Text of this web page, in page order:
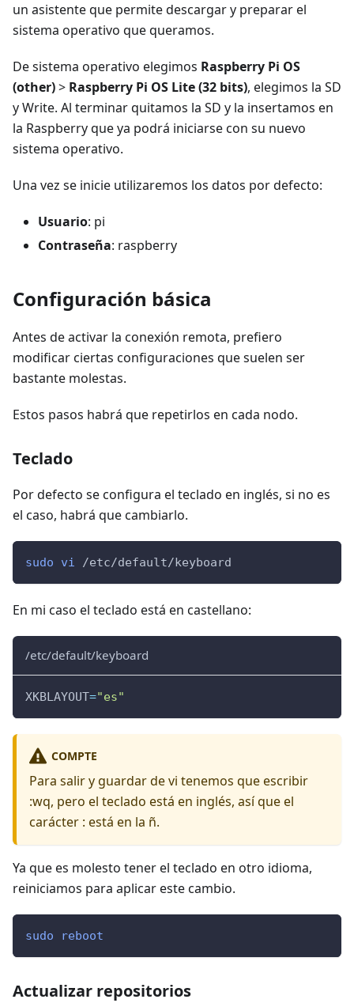
un asistente que permite descargar y preparar el
sistema operativo que queramos.
De sistema operativo elegimos Raspberry Pi OS
(other)> Raspberry Pi OS Lite (32 bits), elegimos la SD
y Write. Al terminar quitamos la SD y la insertamos en
la Raspberry que ya podrá iniciarse con su nuevo
sistema operativo.
Una vez se inicie utilizaremos los datos por defecto:
Usuario: pi
Contraseña: raspberry
Configuración básica
Antes de activar la conexión remota, prefiero
modificar ciertas configuraciones que suelen ser
bastante molestas.
Estos pasos habrá que repetirlos en cada nodo.
Teclado
Por defecto se configura el teclado en inglés, si no es
el caso, habrá que cambiarlo.
sudo vi /etc/default/keyboard
En mi caso el teclado está en castellano:
/etc/default/keyboard
XKBLAYOUT="es"
COMPTE
Para salir y guardar de vi tenemos que escribir
:wq, pero el teclado está en inglés, así que el
carácter : está en la ñ.
Ya que es molesto tener el teclado en otro idioma,
reiniciamos para aplicar este cambio.
sudo reboot
Actualizar repositorios